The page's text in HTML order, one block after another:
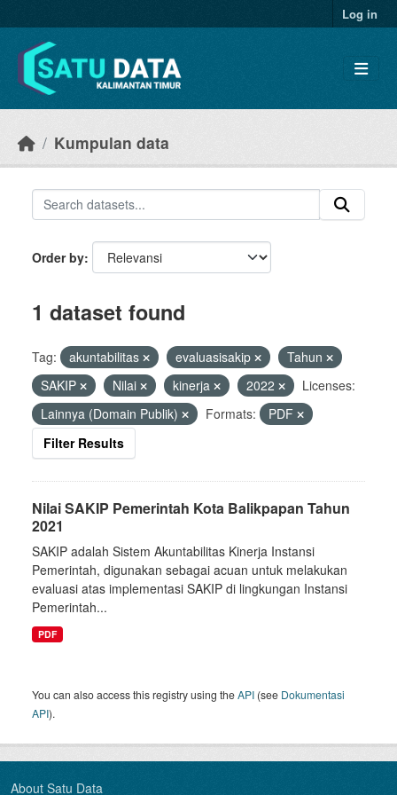
Log in
Kumpulan data
Order by
1 dataset found
Tag: akuntabilitas evaluasisakip
Tahun
SAKIP
Nilai kinerja 2022
Licenses:
Lainnya (Domain Publik)
Formats:
PDF
Filter Results
Nilai SAKIP Pemerintah Kota Balikpapan Tahun
2021
SAKIP adalah Sistem Akuntabilitas Kinerja Instansi
Pemerintah, digunakan sebagai acuan untuk melakukan
evaluasi atas implementasi SAKIP di lingkungan Instansi
Pemerintah...
PDF
You can also access this registry using theAPI (see Dokumentasi
API).
About Satu Data